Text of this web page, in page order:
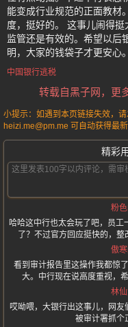
能变成行业规范的正面教材
度，挺好的。 这事儿闹得
监管还是有效的。希望以后
明，大家的钱袋子才更安心
中国银行逃税
转载自黑子网，更
小提示：如遇到本页链接失效，
heizi.me@pm.me 可自动获得最
精彩
粉
哈哈这中行也太会玩了吧，员
了？不过官方回应挺快的，
傲
看到审计报告里这操作我都惊
大。中行现在说高度重视，
林
哎呦喂，大银行出这事儿，网
被审计署抓个